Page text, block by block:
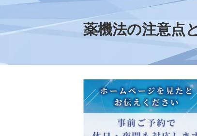
薬機法の注意点